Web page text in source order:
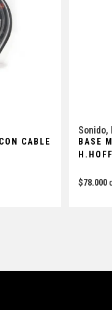
CABLE
Sonido,
BASE
$78.000